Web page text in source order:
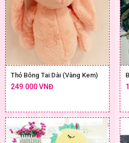
Thỏ Bông Tai Dài (Vàng Kem)
249.000 VNĐ